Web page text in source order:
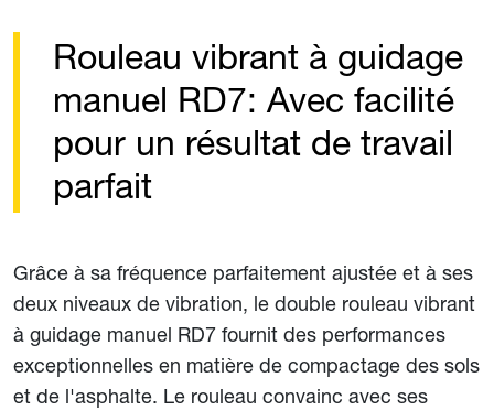
Rouleau vibrant à guidage
manuel RD7: Avec facilité
pour un résultat de travail
parfait
Grâce à sa fréquence parfaitement ajustée et à ses
deux niveaux de vibration, le double rouleau vibrant
à guidage manuel RD7 fournit des performances
exceptionnelles en matière de compactage des sols
et de l'asphalte. Le rouleau convainc avec ses